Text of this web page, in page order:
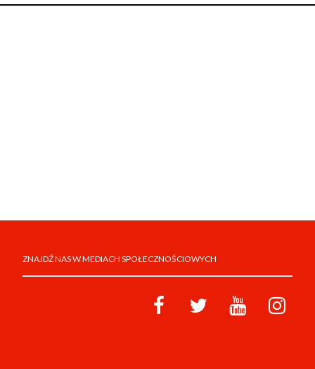
ZNAJDŹ NAS W MEDIACH SPOŁECZNOŚCIOWYCH